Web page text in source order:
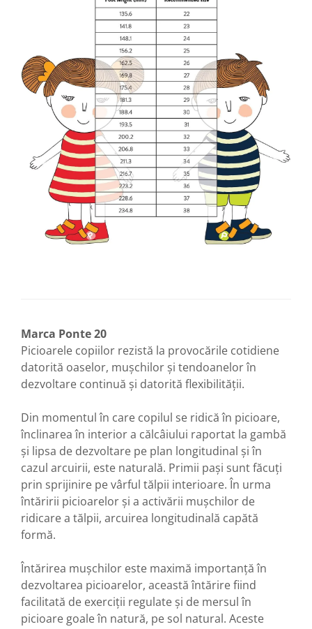
Marca Ponte 20
Picioarele copiilor rezistă la provocările cotidiene
datorită oaselor, mușchilor și tendoanelor în
dezvoltare continuă și datorită flexibilității.
Din momentul în care copilul se ridică în picioare,
înclinarea în interior a călcâiului raportat la gambă
și lipsa de dezvoltare pe plan longitudinal și în
cazul arcuirii, este naturală. Primii pași sunt făcuți
prin sprijinire pe vârful tălpii interioare. În urma
întăririi picioarelor și a activării mușchilor de
ridicare a tălpii, arcuirea longitudinală capătă
formă.
Întărirea mușchilor este maximă importanță în
dezvoltarea picioarelor, această întărire fiind
facilitată de exerciții regulate și de mersul în
picioare goale în natură, pe sol natural. Aceste